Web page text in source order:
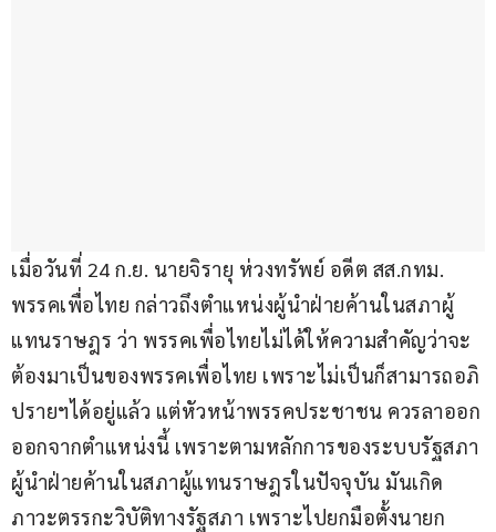
เมื่อวันที่ 24 ก.ย. นายจิรายุ ห่วงทรัพย์ อดีต สส.กทม.
พรรคเพื่อไทย กล่าวถึงตำแหน่งผู้นำฝ่ายค้านในสภาผู้
แทนราษฎร ว่า พรรคเพื่อไทยไม่ได้ให้ความสำคัญว่าจะ
ต้องมาเป็นของพรรคเพื่อไทย เพราะไม่เป็นก็สามารถอภิ
ปรายฯได้อยู่แล้ว แต่หัวหน้าพรรคประชาชน ควรลาออก
ออกจากตำแหน่งนี้ เพราะตามหลักการของระบบรัฐสภา
ผู้นำฝ่ายค้านในสภาผู้แทนราษฎรในปัจจุบัน มันเกิด
ภาวะตรรกะวิบัติทางรัฐสภา เพราะไปยกมือตั้งนายก